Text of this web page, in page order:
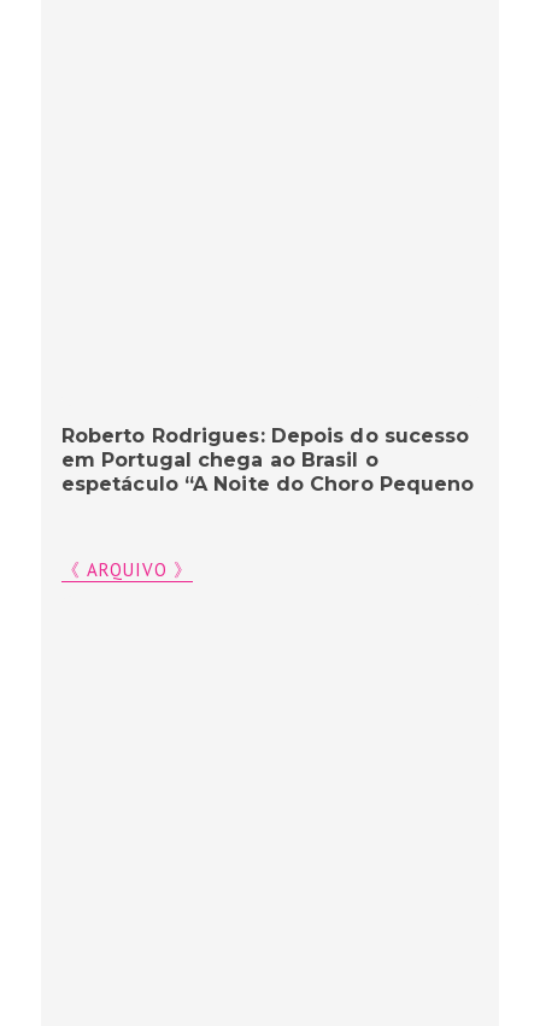
Roberto Rodrigues: Depois do sucesso
em Portugal chega ao Brasil o
espetáculo “A Noite do Choro Pequeno
《 ARQUIVO 》